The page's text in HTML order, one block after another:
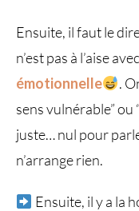
Ensuite, il faut le
n’est pas à l’aise
émotionnelle
.
sens vulnérable” ou
juste… nul pour
n’arrange rien.
Ensuite, il y a la